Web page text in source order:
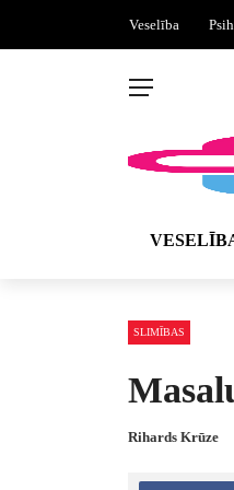
Veselība
SLIMĪBAS
Rihards Krūze